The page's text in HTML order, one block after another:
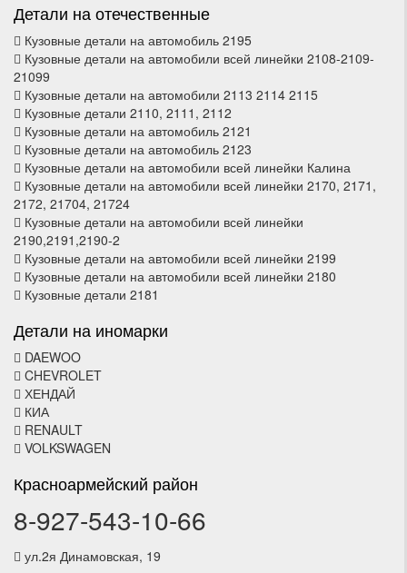
Детали на отечественные
Кузовные детали на автомобиль 2195
Кузовные детали на автомобили всей линейки 2108-2109-
21099
Кузовные детали на автомобили 2113 2114 2115
Кузовные детали 2110, 2111, 2112
Кузовные детали на автомобиль 2121
Кузовные детали на автомобиль 2123
Кузовные детали на автомобили всей линейки Калина
Кузовные детали на автомобили всей линейки 2170, 2171,
2172, 21704, 21724
Кузовные детали на автомобили всей линейки
2190,2191,2190-2
Кузовные детали на автомобили всей линейки 2199
Кузовные детали на автомобили всей линейки 2180
Кузовные детали 2181
Детали на иномарки
DAEWOO
CHEVROLET
ХЕНДАЙ
КИА
RENAULT
VOLKSWAGEN
Красноармейский район
8-927-543-10-66
ул.2я Динамовская, 19